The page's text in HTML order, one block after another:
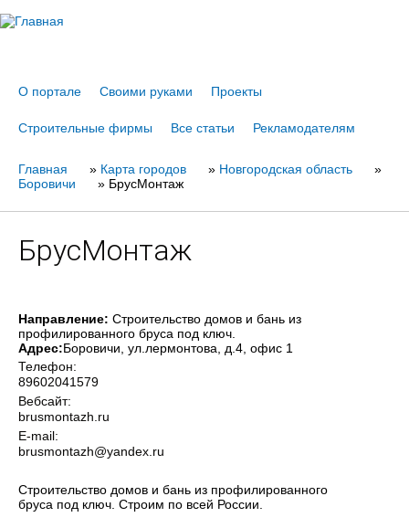
О портале Своими руками Проекты
Строительные фирмы Все статьи Рекламодателям
Вы
Главная » Карта городов » Новгородская область
»
Боровичи
» БрусМонтаж
БрусМонтаж
Направление: Строительство домов и бань из
профилированного бруса под ключ.
Адрес:Боровичи , ул.лермонтова, д.4, офис 1
Телефон:
89602041579
Вебсайт:
brusmontazh.ru
E-mail:
brusmontazh@yandex.ru
Строительство домов и бань из профилированного
бруса под ключ. Строим по всей России.